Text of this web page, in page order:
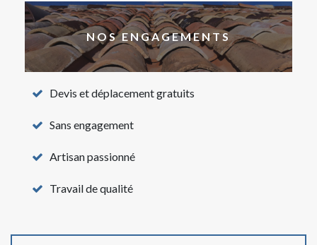
NOS ENGAGEMENTS
Devis et déplacement gratuits
Sans engagement
Artisan passionné
Travail de qualité